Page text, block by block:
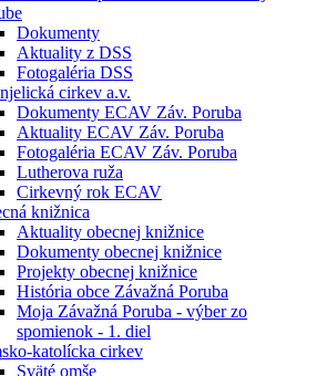
Dokumenty
Aktuality z DSS
Fotogaléria DSS
cirkev a.v.
Dokumenty ECAV Záv. Poruba
Aktuality ECAV Záv. Poruba
Fotogaléria ECAV Záv. Poruba
Lutherova ruža
Cirkevný rok ECAV
knižnica
Aktuality obecnej knižnice
Dokumenty obecnej knižnice
Projekty obecnej knižnice
História obce Závažná Poruba
Moja Závažná Poruba - výber zo
spomienok - 1. diel
katolícka cirkev
Sväté omše